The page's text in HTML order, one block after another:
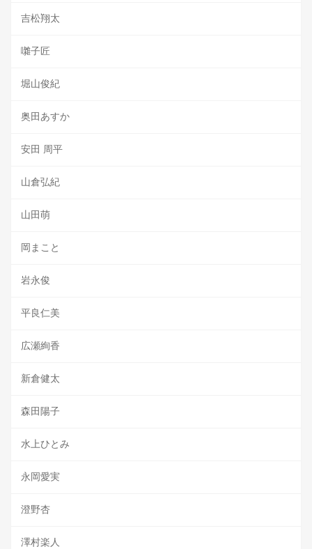
吉松翔太
囃子匠
堀山俊紀
奥田あすか
安田 周平
山倉弘紀
山田萌
岡まこと
岩永俊
平良仁美
広瀬絢香
新倉健太
森田陽子
水上ひとみ
永岡愛実
澄野杏
澤村楽人